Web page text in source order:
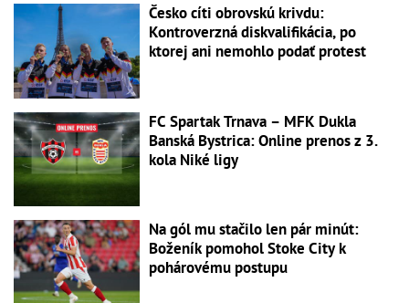
Česko cíti obrovskú krivdu:
Kontroverzná diskvalifikácia, po
ktorej ani nemohlo podať protest
FC Spartak Trnava – MFK Dukla
Banská Bystrica: Online prenos z 3.
kola Niké ligy
Na gól mu stačilo len pár minút:
Boženík pomohol Stoke City k
pohárovému postupu